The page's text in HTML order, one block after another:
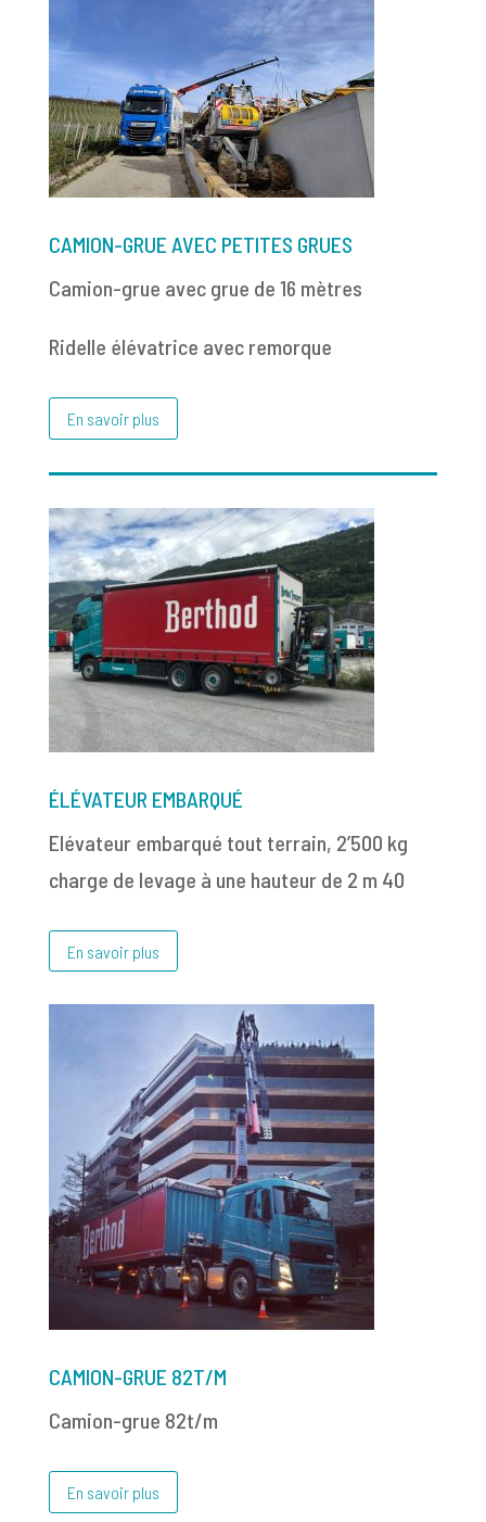
CAMION-GRUE AVEC PETITES GRUES
Camion-grue avec grue de 16 mètres
Ridelle élévatrice avec remorque
En savoir plus
ÉLÉVATEUR EMBARQUÉ
Elévateur embarqué tout terrain, 2’500 kg
charge de levage à une hauteur de 2 m 40
En savoir plus
CAMION-GRUE 82T/M
Camion-grue 82t/m
En savoir plus